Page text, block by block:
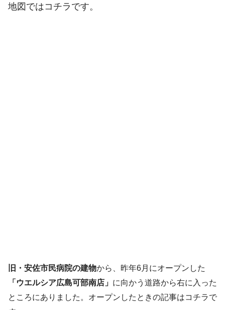
地図ではコチラです。
旧・安佐市民病院の建物から、昨年6月にオープンした
「ウエルシア広島可部南店」 に向かう道路から右に入った
ところにありました。オープンしたときの記事はコチラで